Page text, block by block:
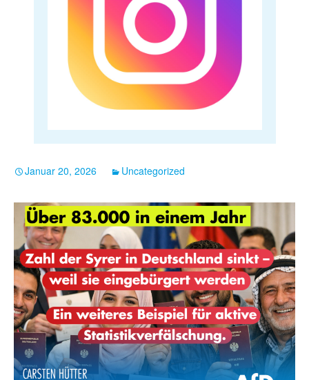
Januar 20, 2026 Uncategorized